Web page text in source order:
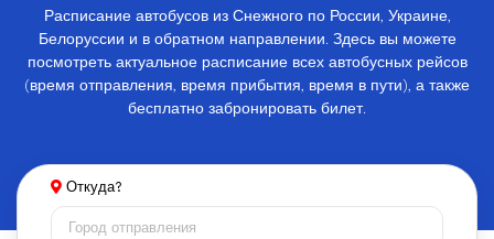
Расписание автобусов из Снежного по России, Украине,
Белоруссии и в обратном направлении. Здесь вы можете
посмотреть актуальное расписание всех автобусных рейсов
(время отправления, время прибытия, время в пути), а также
бесплатно забронировать билет.
Откуда?